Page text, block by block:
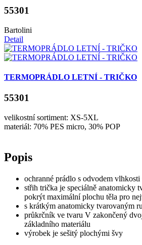
55301
Bartolini
Detail
TERMOPRÁDLO LETNÍ - TRIČKO
55301
velikostní sortiment: XS-5XL
materiál: 70% PES micro, 30% POP
Popis
ochranné prádlo s odvodem vlhkosti
střih trička je speciálně anatomicky
pokrýt maximální plochu těla pro
s krátkým anatomicky tvarovaným
průkrčník ve tvaru V zakončený
základního materiálu
výrobek je sešitý plochými švy